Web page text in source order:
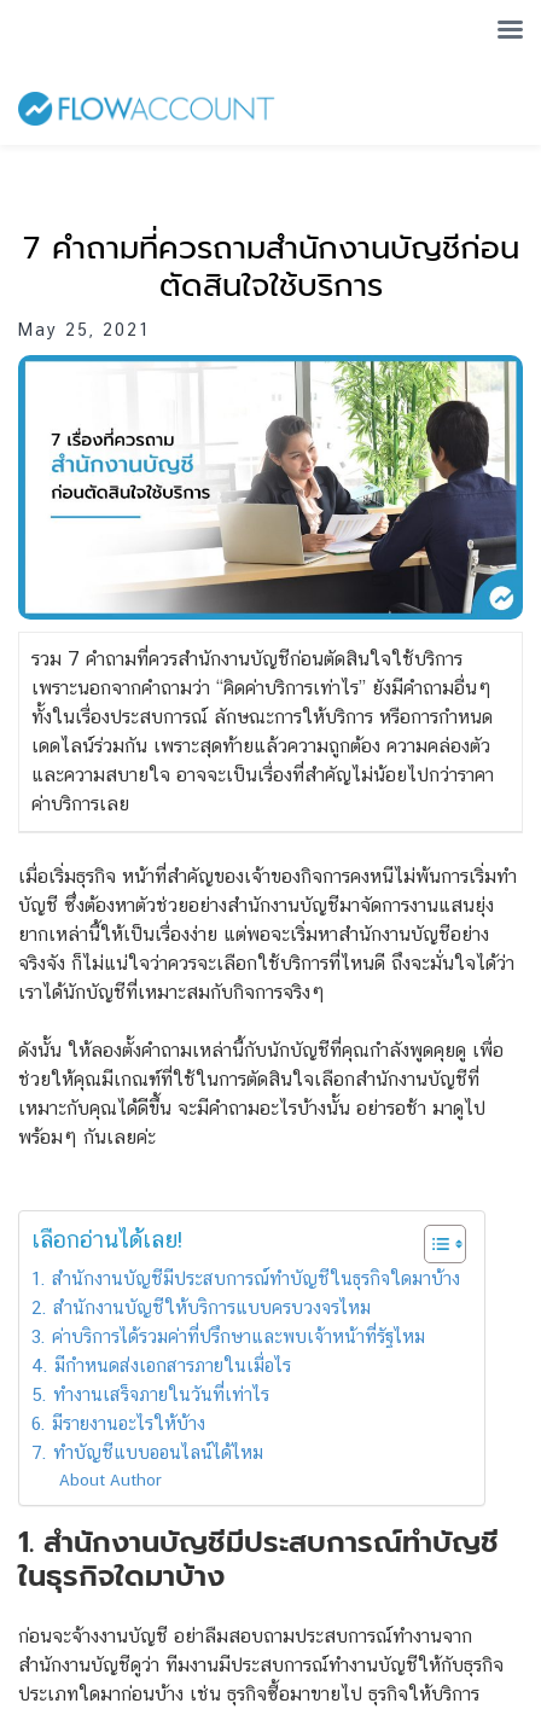
7 คำถามที่ควรถามสำนักงานบัญชีก่อน
ตัดสินใจใช้บริการ
May 25, 2021
รวม 7 คำถามที่ควรสำนักงานบัญชีก่อนตัดสินใจใช้บริการ
เพราะนอกจากคำถามว่า “คิดค่าบริการเท่าไร” ยังมีคำถามอื่นๆ
ทั้งในเรื่องประสบการณ์ ลักษณะการให้บริการ หรือการกำหนด
เดดไลน์ร่วมกัน เพราะสุดท้ายแล้วความถูกต้อง ความคล่องตัว
และความสบายใจ อาจจะเป็นเรื่องที่สำคัญไม่น้อยไปกว่าราคา
ค่าบริการเลย
เมื่อเริ่มธุรกิจ หน้าที่สำคัญของเจ้าของกิจการคงหนีไม่พ้นการเริ่มทำ
บัญชี ซึ่งต้องหาตัวช่วยอย่างสำนักงานบัญชีมาจัดการงานแสนยุ่ง
ยากเหล่านี้ให้เป็นเรื่องง่าย แต่พอจะเริ่มหาสำนักงานบัญชีอย่าง
จริงจัง ก็ไม่แน่ใจว่าควรจะเลือกใช้บริการที่ไหนดี ถึงจะมั่นใจได้ว่า
เราได้นักบัญชีที่เหมาะสมกับกิจการจริงๆ
ดังนั้น ให้ลองตั้งคำถามเหล่านี้กับนักบัญชีที่คุณกำลังพูดคุยดู เพื่อ
ช่วยให้คุณมีเกณฑ์ที่ใช้ในการตัดสินใจเลือกสำนักงานบัญชีที่
เหมาะกับคุณได้ดีขึ้น จะมีคำถามอะไรบ้างนั้น อย่ารอช้า มาดูไป
พร้อมๆ กันเลยค่ะ
เลือกอ่านได้เลย!
1. สำนักงานบัญชีมีประสบการณ์ทำบัญชีในธุรกิจใดมาบ้าง
2. สำนักงานบัญชีให้บริการแบบครบวงจรไหม
3. ค่าบริการได้รวมค่าที่ปรึกษาและพบเจ้าหน้าที่รัฐไหม
4. มีกำหนดส่งเอกสารภายในเมื่อไร
5. ทำงานเสร็จภายในวันที่เท่าไร
6. มีรายงานอะไรให้บ้าง
7. ทำบัญชีแบบออนไลน์ได้ไหม
About Author
1. สำนักงานบัญชีมีประสบการณ์ทำบัญชี
ในธุรกิจใดมาบ้าง
ก่อนจะจ้างงานบัญชี อย่าลืมสอบถามประสบการณ์ทำงานจาก
สำนักงานบัญชีดูว่า ทีมงานมีประสบการณ์ทำงานบัญชีให้กับธุรกิจ
ประเภทใดมาก่อนบ้าง เช่น ธุรกิจซื้อมาขายไป ธุรกิจให้บริการ